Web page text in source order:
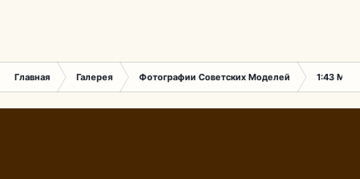
Главная Галерея Фотографии Советских Моделей 1:43